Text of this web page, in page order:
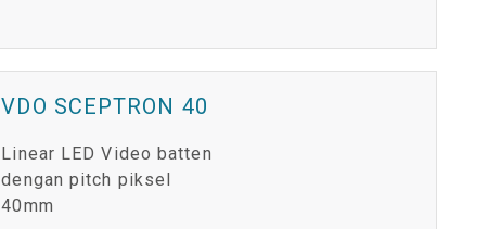
VDO SCEPTRON 40
Linear LED Video batten
dengan pitch piksel
40mm